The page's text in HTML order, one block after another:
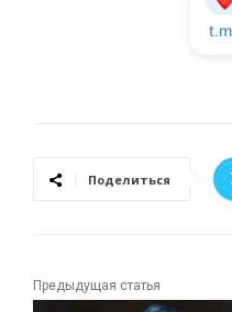
Поделиться
Предыдущая статья